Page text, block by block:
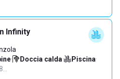
Infinity
· Doccia calda· Piscina·